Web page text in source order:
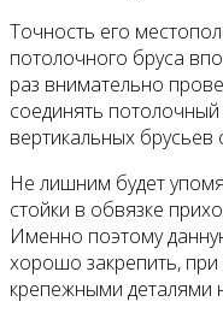
Точность его
потолочного бруса
раз внимательно
соединять
вертикальных брусьев
Не лишним будет
стойки в обвязке
Именно поэтому
хорошо закрепить,
крепежными деталями